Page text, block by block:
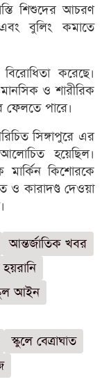
শিশুদের আচরণ
বুলিং কমাতে
বিরোধিতা করেছে।
মানসিক ও শারীরিক
ফেলতে পারে।
সিঙ্গাপুরে এর
হয়েছিল।
কিশোরকে
ও কারাদণ্ড দেওয়া
আন্তর্জাতিক খবর
হয়রানি
আইন
স্কুলে বেত্রাঘাত